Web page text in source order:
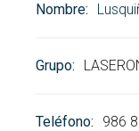
986